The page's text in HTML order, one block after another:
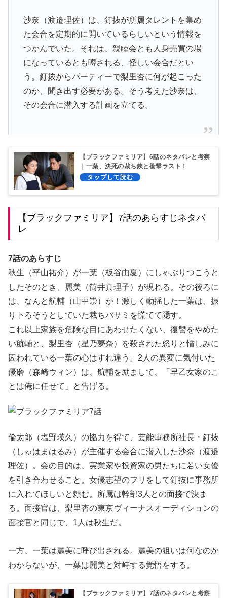
沙奈（渡邉理佐）は、釘抜が所属タレントを集め
た会合を定期的に開いているらしいという情報を
つかんでいた。それは、親睦会とも人身売買の場
になっているとも噂される、怪しい会合だとい
う。釘抜からパーティーで梨里杏に何が起こった
のか、聞き出す必要がある。そう考えた沙奈は、
その会合に潜入する計画を立てる。
【ブラックファミリア】6話のネタバレと考察
｜一葉、決死の裁ち鋏と衝撃ラスト！
【ブラックファミリア】7話のあらすじネタバ
レ
7話のあらすじ
秋生（平山祐介）が一葉（板谷由夏）にしゃぶりつこうと
したそのとき、麗美（筒井真理子）が現れる。その後ろに
は、なんと航輔（山中崇）が！激しく動揺した一葉は、振
り下ろそうとしていた裁ちバサミを慌てて隠す。
これ以上家族を危険な目にあわせたくない、復讐をやめた
い航輔と、梨里杏（星乃夢奈）を殺された怒りと憎しみに
囚われている一葉の心はすれ違う。2人の異変に気付いた
優磨（森崎ウィン）は、航輔を励まして、「早乙女家のこ
とは俺に任せて」と告げる。
倫太郎（塩野瑛久）の協力を得て、芸能事務所社長・釘抜
（しゅはまはるみ）が主催する会合に潜入した沙奈（渡邉
理佐）。会の目的は、実業家や投資家の男たちに若い女優
を引き合わせること。女優志望のフリをして釘抜に事務所
に入れてほしいと頼む。所属は幹部3人との面接で決ま
る。面接官は、梨里杏の東京ヴィーナスオーディションの
面接官と同じで、1人は秋生だ。
一方、一葉は麗美に呼び出される。麗美の狙いは何なのか
わからないが、一葉は麗美と対峙する覚悟をする。
【ブラックファミリア】7話のネタバレと考察